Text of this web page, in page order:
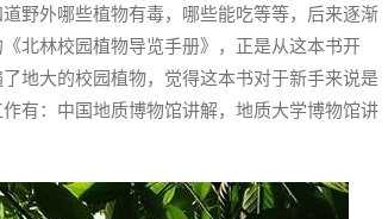
野外哪些植物有毒，哪些能吃等等，后来逐渐
北林校园植物导览手册》，正是从这本书开
地大的校园植物，觉得这本书对于新手来说是
有：中国地质博物馆讲解，地质大学博物馆讲